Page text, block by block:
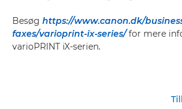
Besøg https://www.canon.dk/
faxes/varioprint-ix-series/for mere
varioPRINT iX-serien.